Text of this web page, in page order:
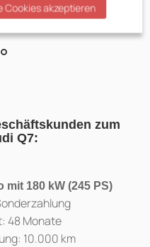
zum
Q7:
mit 180 kW (245 PS)
48 Monate
10.000 km
Cookies akzeptieren